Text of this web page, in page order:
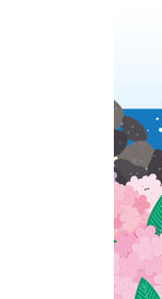
시메오
이강인,
'AT마드
'AT마드
[속보
네타냐
이강인
태풍 돌
AT마드
[속보]與